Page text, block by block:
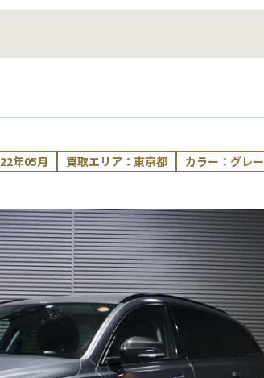
年05月 買取エリア：東京都
カラー：グレー